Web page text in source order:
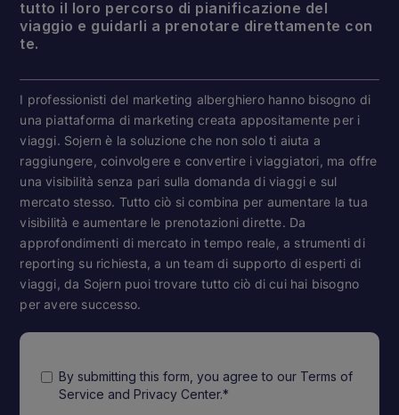
tutto il loro percorso di pianificazione del
viaggio e guidarli a prenotare direttamente con
te.
I professionisti del marketing alberghiero hanno bisogno di
una piattaforma di marketing creata appositamente per i
viaggi. Sojern è la soluzione che non solo ti aiuta a
raggiungere, coinvolgere e convertire i viaggiatori, ma offre
una visibilità senza pari sulla domanda di viaggi e sul
mercato stesso. Tutto ciò si combina per aumentare la tua
visibilità e aumentare le prenotazioni dirette. Da
approfondimenti di mercato in tempo reale, a strumenti di
reporting su richiesta, a un team di supporto di esperti di
viaggi, da Sojern puoi trovare tutto ciò di cui hai bisogno
per avere successo.
By submitting this form, you agree to our Terms of
Service and Privacy Center.*